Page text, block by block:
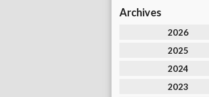
Archives
2026
2025
2024
2023